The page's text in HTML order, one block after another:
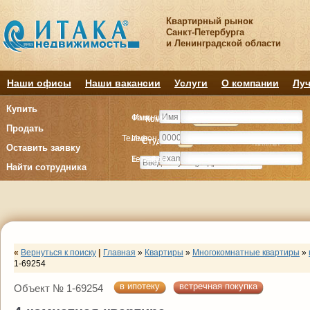
Квартирный рынок
Санкт-Петербурга
и Ленинградской области
Наши офисы Наши вакансии Услуги О компании
Купить
Продать
Оставить заявку
Найти сотрудника
Комнату
Студия Комнат
Комнату
Студия Комнат
Имя
Телефон
E-mail
Фамилия
Имя
Телефон
« Вернуться к поиску Главная » Квартиры » Многокомнатные квартиры »
1-69254
Объект № 1-69254 в ипотеку встречная покупка